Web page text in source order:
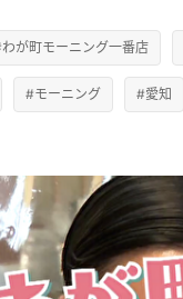
が町モーニング一番店
#モーニング #愛知